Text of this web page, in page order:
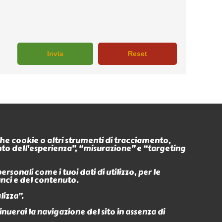
In
Eventi
cookie o altri strumenti di tracciamento,
dell'esperienza”, “misurazione” e “targeting
come i tuoi dati di utilizzo, per le
e del contenuto.
la navigazione del sito in assenza di